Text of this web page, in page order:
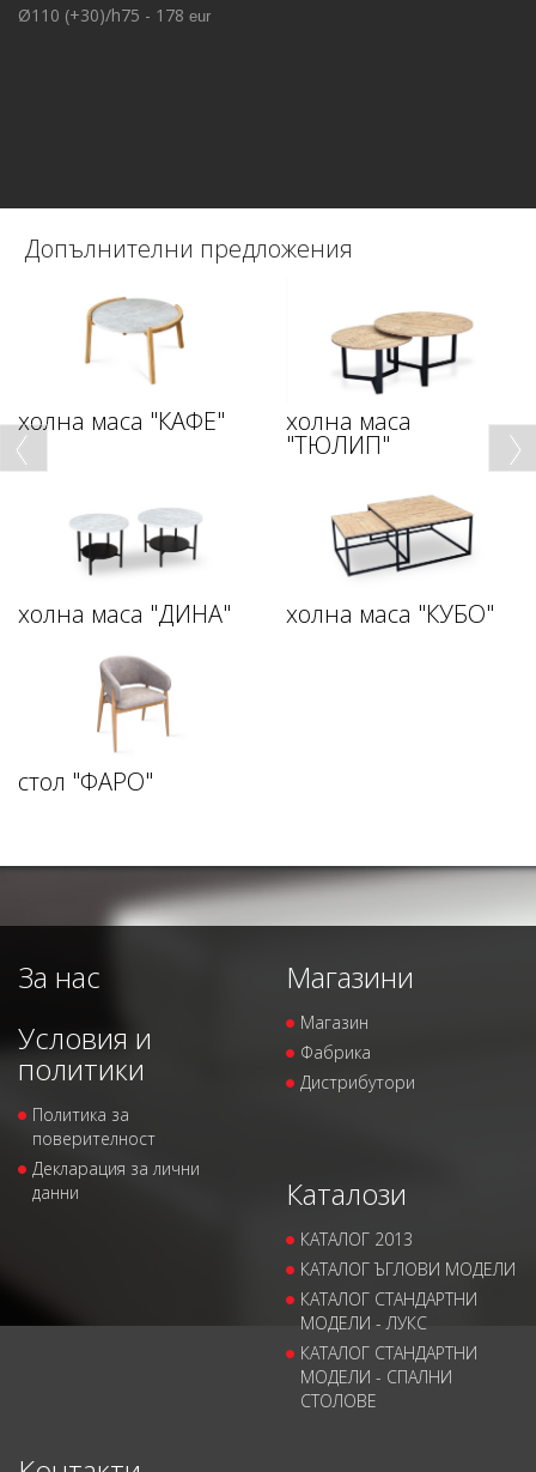
Ø110 (+30)/h75 - 178 eur
Допълнителни предложения
холна маса "КАФЕ" холна маса
"ТЮЛИП"
холна маса "ДИНА" холна маса "КУБО"
стол "ФАРО"
За нас
Условия и
политики
Политика за
поверителност
Декларация за лични
данни
Магазини
Магазин
Фабрика
Дистрибутори
Каталози
КАТАЛОГ 2013
КАТАЛОГ ЪГЛОВИ МОДЕЛИ
КАТАЛОГ СТАНДАРТНИ
МОДЕЛИ - ЛУКС
КАТАЛОГ СТАНДАРТНИ
МОДЕЛИ - СПАЛНИ
СТОЛОВЕ